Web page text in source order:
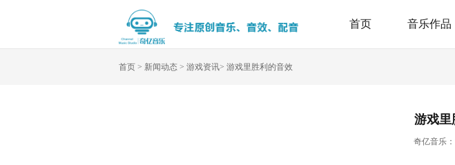
首页 音乐作品
首页 > 新闻动态 > 游戏资讯> 游戏里胜利的音效
游戏里
奇亿音乐：